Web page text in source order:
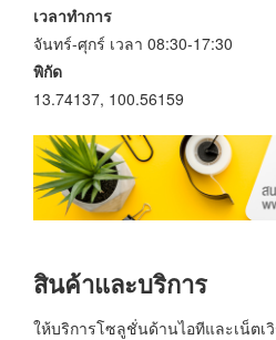
เวลาทำการ
จันทร์-ศุกร์ เวลา 08:30-17:30
พิกัด
13.74137, 100.56159
สินค้าและบริการ
ให้บริการโซลูชั่นด้านไอทีและเน็ตเ